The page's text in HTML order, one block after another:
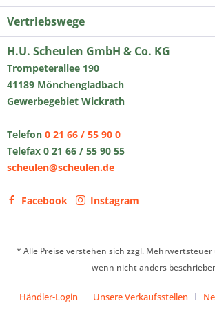
Vertriebswege
H.U. Scheulen GmbH & Co. KG
Trompeterallee 190
41189 Mönchengladbach
Gewerbegebiet Wickrath
Telefon 0 21 66 / 55 90 0
Telefax 0 21 66 / 55 90 55
scheulen@scheulen.de
Facebook Instagram
* Alle Preise verstehen sich zzgl. Mehrwertsteuer
wenn nicht anders
Händler-Login Unsere Verkaufsstellen